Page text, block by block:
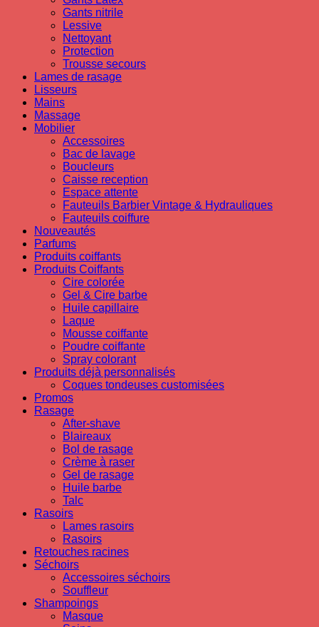
Gants nitrile
Lessive
Nettoyant
Protection
Trousse secours
Lames de rasage
Lisseurs
Mains
Massage
Mobilier
Accessoires
Bac de lavage
Boucleurs
Caisse reception
Espace attente
Fauteuils Barbier Vintage & Hydrauliques
Fauteuils coiffure
Nouveautés
Parfums
Produits coiffants
Produits Coiffants
Cire colorée
Gel & Cire barbe
Huile capillaire
Laque
Mousse coiffante
Poudre coiffante
Spray colorant
Produits déjà personnalisés
Coques tondeuses customisées
Promos
Rasage
After-shave
Blaireaux
Bol de rasage
Crème à raser
Gel de rasage
Huile barbe
Talc
Rasoirs
Lames rasoirs
Rasoirs
Retouches racines
Séchoirs
Accessoires séchoirs
Souffleur
Shampoings
Masque